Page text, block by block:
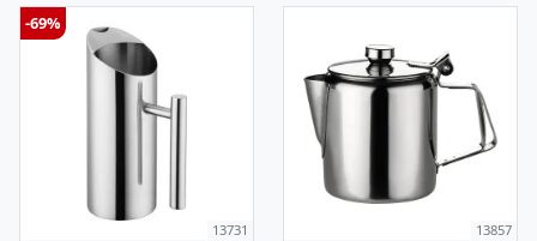
13731
-69%
13857